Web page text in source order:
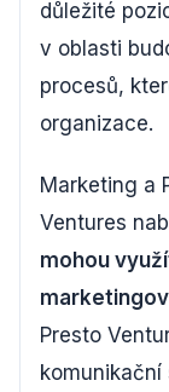
důležité
v oblasti
procesů,
organizace.
Marketing a
Ventures
mohou
Presto